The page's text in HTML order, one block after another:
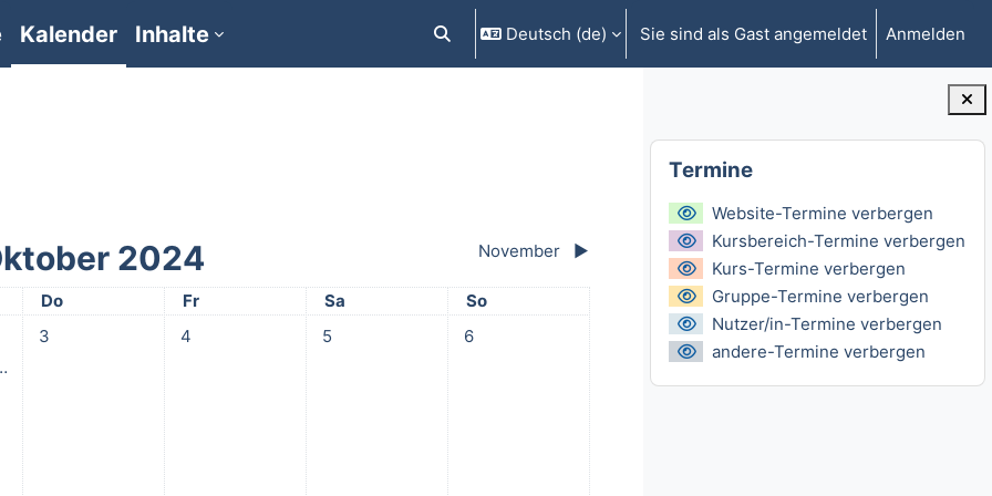
Kalender Inhalte Sucheingabe umschalten
Deutsch ‎(de)‎ Sie sind als Gast angemeldet Anmelden
Blöcke
Termine überspringen
Termine
Website-Termine verbergen
Kursbereich-Termine verbergen
Kurs-Termine verbergen
Gruppe-Termine verbergen
Nutzer/in-Termine verbergen
andere-Termine verbergen
2024 November ▶︎
Donnerstag
Do Freitag
Fr Samstag
Sa Sonntag
So
2. Oktober
Keine Termine, Donnerstag, 3. Oktober
3 Keine Termine, Freitag, 4. Oktober
4 Keine Termine, Samstag, 5. Oktober
5 Keine Termine, Sonntag, 6. Oktober
6